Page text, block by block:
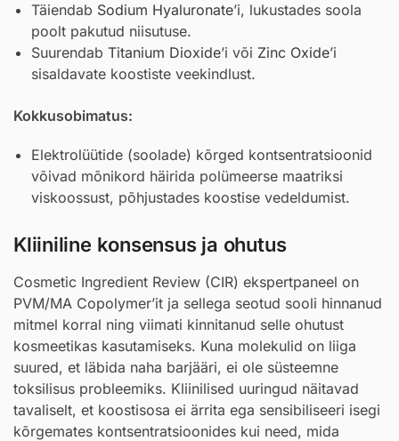
Täiendab Sodium Hyaluronate’i, lukustades soola
poolt pakutud niisutuse.
Suurendab Titanium Dioxide’i või Zinc Oxide’i
sisaldavate koostiste veekindlust.
Kokkusobimatus:
Elektrolüütide (soolade) kõrged kontsentratsioonid
võivad mõnikord häirida polümeerse maatriksi
viskoossust, põhjustades koostise vedeldumist.
Kliiniline konsensus ja ohutus
Cosmetic Ingredient Review (CIR) ekspertpaneel on
PVM/MA Copolymer’it ja sellega seotud sooli hinnanud
mitmel korral ning viimati kinnitanud selle ohutust
kosmeetikas kasutamiseks. Kuna molekulid on liiga
suured, et läbida naha barjääri, ei ole süsteemne
toksilisus probleemiks. Kliinilised uuringud näitavad
tavaliselt, et koostisosa ei ärrita ega sensibiliseeri isegi
kõrgemates kontsentratsioonides kui need, mida